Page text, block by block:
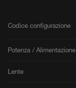
Codice configurazione
Potenza / Alimentazione
Lente